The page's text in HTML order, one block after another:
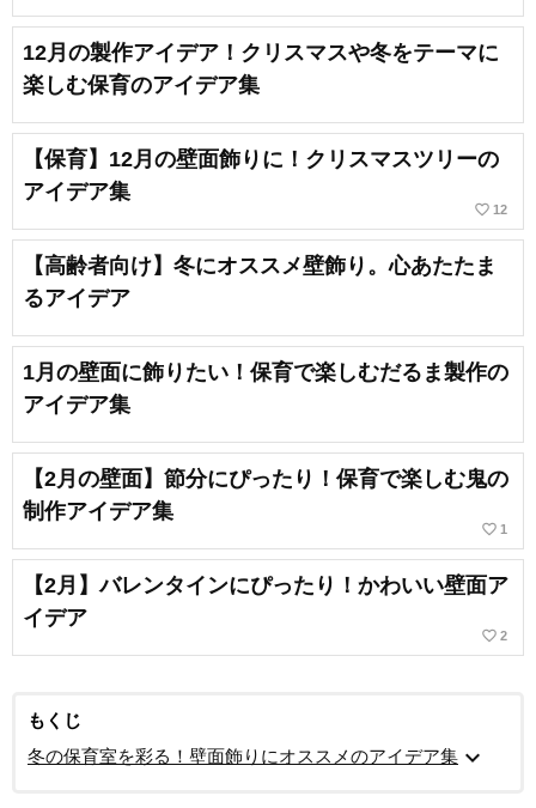
12月の製作アイデア！クリスマスや冬をテーマに
楽しむ保育のアイデア集
【保育】12月の壁面飾りに！クリスマスツリーの
アイデア集
favorite_border 12
【高齢者向け】冬にオススメ壁飾り。心あたたま
るアイデア
1月の壁面に飾りたい！保育で楽しむだるま製作の
アイデア集
【2月の壁面】節分にぴったり！保育で楽しむ鬼の
制作アイデア集
favorite_border 1
【2月】バレンタインにぴったり！かわいい壁面ア
イデア
favorite_border 2
もくじ
冬の保育室を彩る！壁面飾りにオススメのアイデア集 expand_more